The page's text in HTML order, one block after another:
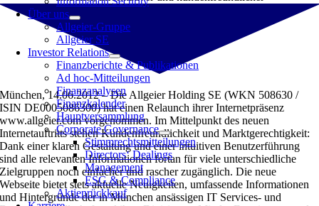
Über uns
Allgeier-Gruppe
Allgeier SE
Investor Relations
Finanzberichte & Publikationen
Ad hoc-Mitteilungen
Finanzanalysen
Finanzkalender
Hauptversammlung
Corporate Governance
Stimmrechtsmitteilungen
Directors‘ Dealings
Management
ESG & Compliance
Aktienrückkauf
München, 14.06.2012 – Die Allgeier Holding SE (WKN 508630 /
ISIN DE0005086300) hat einen Relaunch ihrer Internetpräsenz
www.allgeier.com vorgenommen. Im Mittelpunkt des neuen
Internetauftritts stehen Kundenfreundlichkeit und Marktgerechtigkeit:
Dank einer klaren Gestaltung und einer intuitiven Benutzerführung
sind alle relevanten Informationen fortan für viele unterschiedliche
Zielgruppen noch einfacher und rascher zugänglich. Die neue
Webseite bietet stets aktuelle Neuigkeiten, umfassende Informationen
und Hintergründe der in München ansässigen IT Services- und